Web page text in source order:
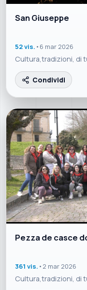
San Giuseppe
52 vis. • 6 mar 2026
Cultura,tradizioni, di
Condividi
Pezza de casce
361 vis. • 2 mar 2026
Cultura,tradizioni, di